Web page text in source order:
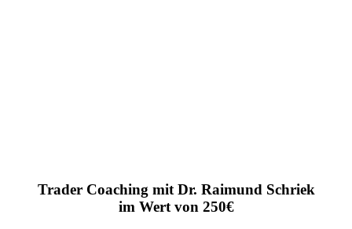
Trader Coaching mit Dr. Raimund Schriek
im Wert von 250€